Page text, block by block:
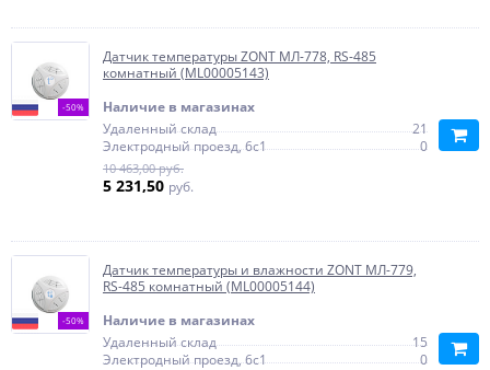
-50%
Датчик температуры ZONT МЛ-778, RS-485
комнатный (ML00005143)
Наличие в магазинах
Удаленный склад
21
Электродный проезд, 6с1
0
10 463,00 руб.
5 231,50 руб.
-50%
Датчик температуры и влажности ZONT МЛ-779,
RS-485 комнатный (ML00005144)
Наличие в магазинах
Удаленный склад
15
Электродный проезд, 6с1
0